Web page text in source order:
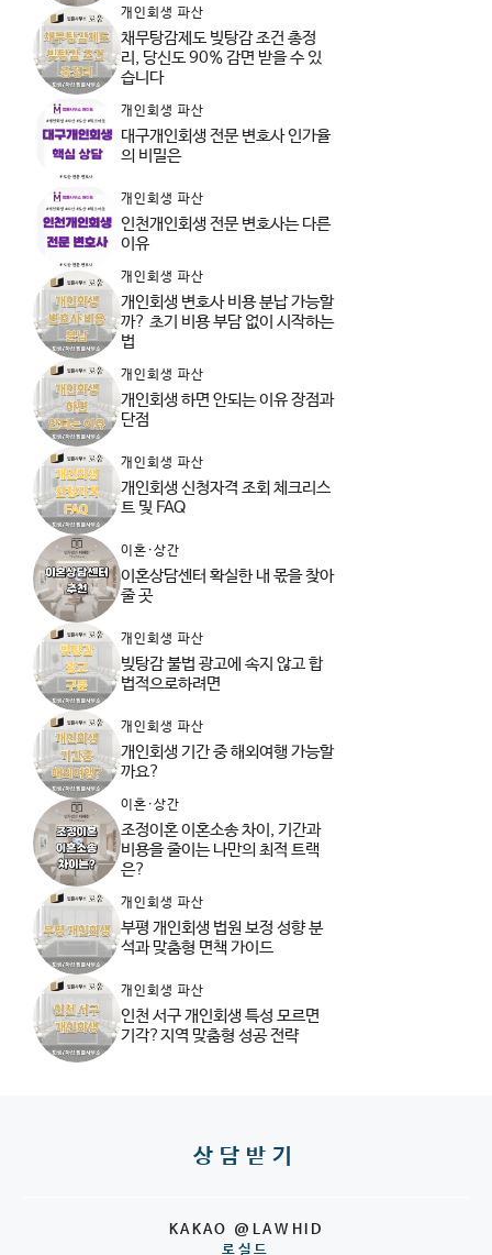
개인회생 파산
채무탕감제도 빚탕감 조건 총정
리, 당신도 90% 감면 받을 수 있
습니다
개인회생 파산
대구개인회생 전문 변호사 인가율
의 비밀은
개인회생 파산
인천개인회생 전문 변호사는 다른
이유
개인회생 파산
개인회생 변호사 비용 분납 가능할
까? 초기 비용 부담 없이 시작하는
법
개인회생 파산
개인회생 하면 안되는 이유 장점과
단점
개인회생 파산
개인회생 신청자격 조회 체크리스
트 및 FAQ
이혼·상간
이혼상담센터 확실한 내 몫을 찾아
줄 곳
개인회생 파산
빚탕감 불법 광고에 속지 않고 합
법적으로하려면
개인회생 파산
개인회생 기간 중 해외여행 가능할
까요?
이혼·상간
조정이혼 이혼소송 차이, 기간과
비용을 줄이는 나만의 최적 트랙
은?
개인회생 파산
부평 개인회생 법원 보정 성향 분
석과 맞춤형 면책 가이드
개인회생 파산
인천 서구 개인회생 특성 모르면
기각?지역 맞춤형 성공 전략
상담받기
KAKAO @LAWHID
로실드